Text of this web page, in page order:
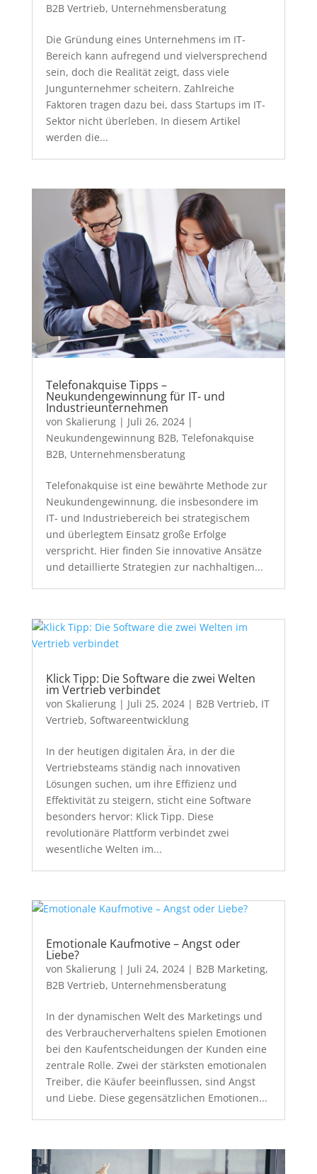
B2B Vertrieb, Unternehmensberatung
Die Gründung eines Unternehmens im IT-
Bereich kann aufregend und vielversprechend
sein, doch die Realität zeigt, dass viele
Jungunternehmer scheitern. Zahlreiche
Faktoren tragen dazu bei, dass Startups im IT-
Sektor nicht überleben. In diesem Artikel
werden die...
Telefonakquise Tipps –
Neukundengewinnung für IT- und
Industrieunternehmen
von Skalierung| Juli 26, 2024|
Neukundengewinnung B2B, Telefonakquise
B2B, Unternehmensberatung
Telefonakquise ist eine bewährte Methode zur
Neukundengewinnung, die insbesondere im
IT- und Industriebereich bei strategischem
und überlegtem Einsatz große Erfolge
verspricht. Hier finden Sie innovative Ansätze
und detaillierte Strategien zur nachhaltigen...
Klick Tipp: Die Software die zwei Welten
im Vertrieb verbindet
von Skalierung| Juli 25, 2024| B2B Vertrieb, IT
Vertrieb, Softwareentwicklung
In der heutigen digitalen Ära, in der die
Vertriebsteams ständig nach innovativen
Lösungen suchen, um ihre Effizienz und
Effektivität zu steigern, sticht eine Software
besonders hervor: Klick Tipp. Diese
revolutionäre Plattform verbindet zwei
wesentliche Welten im...
Emotionale Kaufmotive – Angst oder
Liebe?
von Skalierung| Juli 24, 2024| B2B Marketing,
B2B Vertrieb, Unternehmensberatung
In der dynamischen Welt des Marketings und
des Verbraucherverhaltens spielen Emotionen
bei den Kaufentscheidungen der Kunden eine
zentrale Rolle. Zwei der stärksten emotionalen
Treiber, die Käufer beeinflussen, sind Angst
und Liebe. Diese gegensätzlichen Emotionen...